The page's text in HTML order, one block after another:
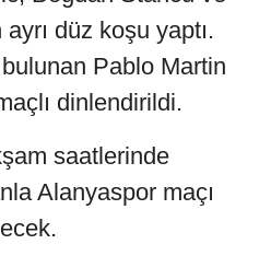
düz koşu yaptı.
bulunan Pablo Martin
dinlendirildi.
saatlerinde
Alanyaspor maçı